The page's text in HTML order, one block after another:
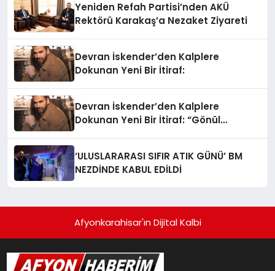
Yeniden Refah Partisi’nden AKÜ
Rektörü Karakaş’a Nezaket Ziyareti
Devran İskender’den Kalplere
Dokunan Yeni Bir İtiraf:
Devran İskender’den Kalplere
Dokunan Yeni Bir İtiraf: “Gönül
‘ULUSLARARASI SIFIR ATIK GÜNÜ’ BM
NEZDİNDE KABUL EDİLDİ
Afyonkarahisar'ın Dijital Kalbi